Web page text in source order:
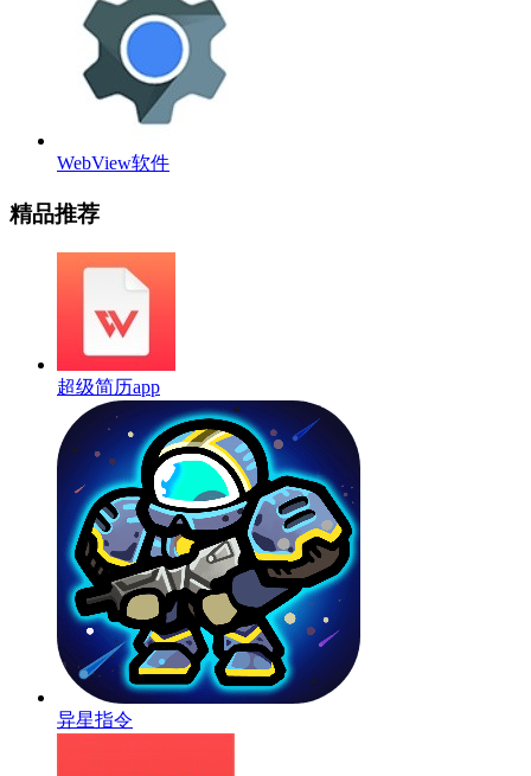
WebView软件
精品推荐
超级简历app
异星指令